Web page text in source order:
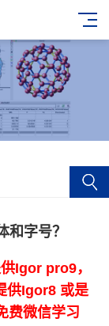
字号？
Igor pro9，
供Igor8 或是
费微信学习